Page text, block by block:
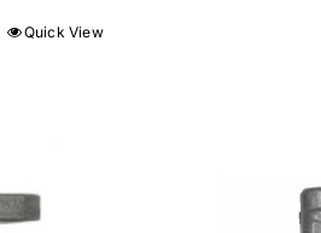
Quick View